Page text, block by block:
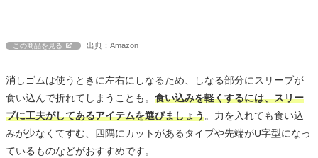
この商品を見る 出典：Amazon
消しゴムは使うときに左右にしなるため、しなる部分にスリーブが
食い込んで折れてしまうことも。 食い込みを軽くするには、スリー
ブに工夫がしてあるアイテムを選びましょう。力を入れても食い込
みが少なくてすむ、四隅にカットがあるタイプや先端がU字型になっ
ているものなどがおすすめです。